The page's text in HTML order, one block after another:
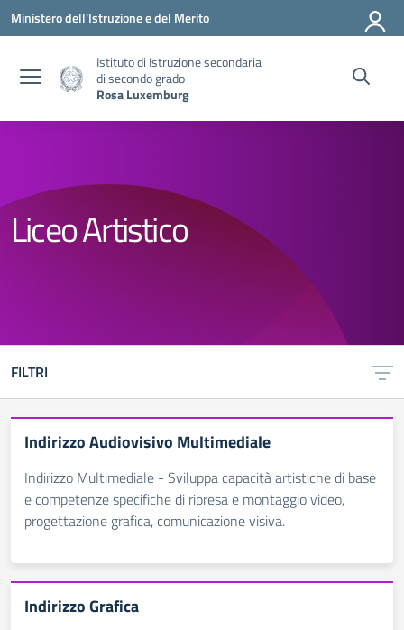
Vai ai contenuti
Vai al menu di navigazione
Vai al footer
Ministero dell'Istruzione e del Merito
Istituto di Istruzione secondaria
di secondo grado
Rosa Luxemburg
Liceo Artistico
FILTRI
Indirizzo Audiovisivo Multimediale
Indirizzo Multimediale - Sviluppa capacità artistiche di base
e competenze specifiche di ripresa e montaggio video,
progettazione grafica, comunicazione visiva.
Indirizzo Grafica